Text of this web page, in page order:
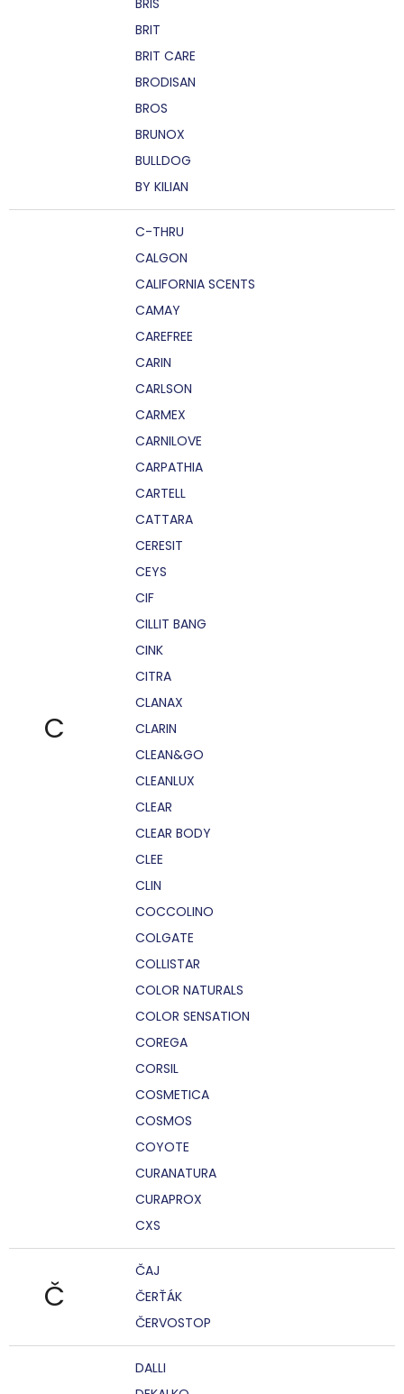
BRIS
BRIT
BRIT CARE
BRODISAN
BROS
BRUNOX
BULLDOG
BY KILIAN
C
C-THRU
CALGON
CALIFORNIA SCENTS
CAMAY
CAREFREE
CARIN
CARLSON
CARMEX
CARNILOVE
CARPATHIA
CARTELL
CATTARA
CERESIT
CEYS
CIF
CILLIT BANG
CINK
CITRA
CLANAX
CLARIN
CLEAN&GO
CLEANLUX
CLEAR
CLEAR BODY
CLEE
CLIN
COCCOLINO
COLGATE
COLLISTAR
COLOR NATURALS
COLOR SENSATION
COREGA
CORSIL
COSMETICA
COSMOS
COYOTE
CURANATURA
CURAPROX
CXS
Č
ČAJ
ČERŤÁK
ČERVOSTOP
DALLI